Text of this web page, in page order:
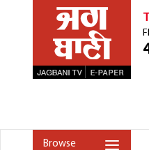
Browse